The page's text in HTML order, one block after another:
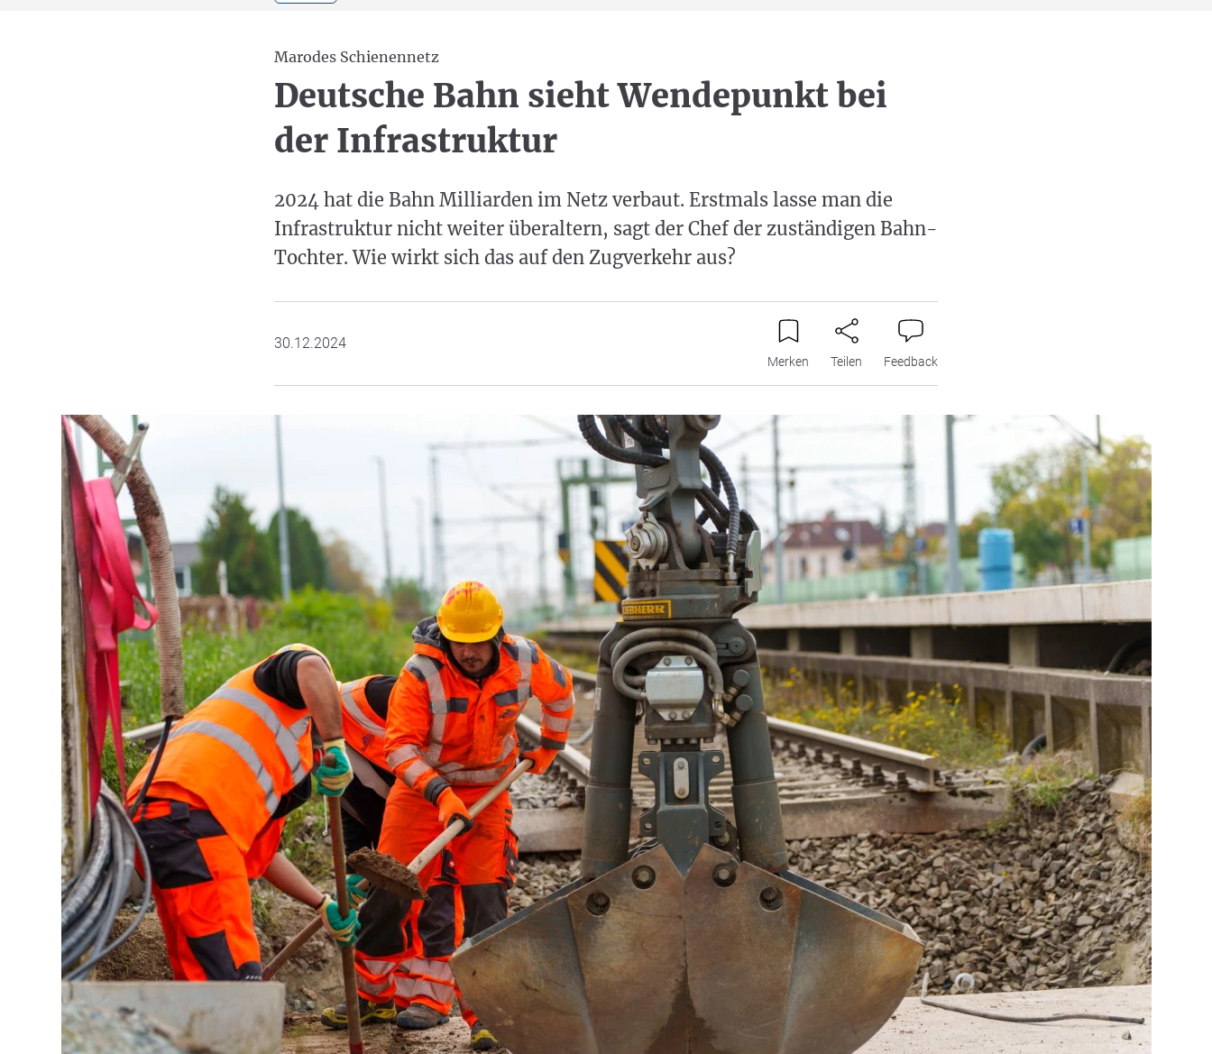
Marodes Schienennetz
Deutsche Bahn sieht Wendepunkt bei
der Infrastruktur
2024 hat die Bahn Milliarden im Netz verbaut. Erstmals lasse man die
Infrastruktur nicht weiter überaltern, sagt der Chef der zuständigen Bahn-
Tochter. Wie wirkt sich das auf den Zugverkehr aus?
30.12.2024
Merken Teilen Feedback